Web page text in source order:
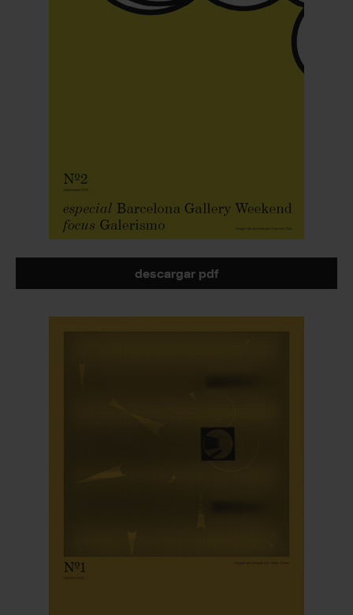
descargar pdf